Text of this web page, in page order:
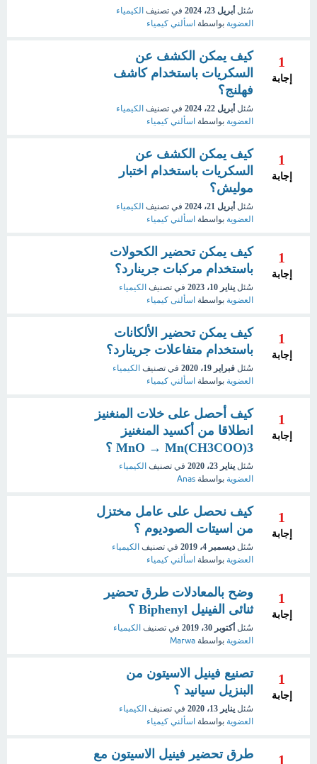
سُئل أبريل 23، 2024 في تصنيف الكيمياء
العضوية بواسطة اسألني كيمياء
1
إجابة
كيف يمكن الكشف عن
السكريات باستخدام كاشف
فهلنج؟
سُئل أبريل 22، 2024 في تصنيف الكيمياء
العضوية بواسطة اسألني كيمياء
1
إجابة
كيف يمكن الكشف عن
السكريات باستخدام اختبار
موليش؟
سُئل أبريل 21، 2024 في تصنيف الكيمياء
العضوية بواسطة اسألني كيمياء
1
إجابة
كيف يمكن تحضير الكحولات
باستخدام مركبات جرينارد؟
سُئل يناير 10، 2023 في تصنيف الكيمياء
العضوية بواسطة اسألنى كيمياء
1
إجابة
كيف يمكن تحضير الألكانات
باستخدام متفاعلات جرينارد؟
سُئل فبراير 19، 2020 في تصنيف الكيمياء
العضوية بواسطة اسألني كيمياء
1
إجابة
كيف أحصل على خلات المنغنيز
انطلاقا من أكسيد المنغنيز
MnO → Mn(CH3COO)3 ؟
سُئل يناير 23، 2020 في تصنيف الكيمياء
العضوية بواسطة Anas
1
إجابة
كيف نحصل على عامل مختزل
من اسيتات الصوديوم ؟
سُئل ديسمبر 4، 2019 في تصنيف الكيمياء
العضوية بواسطة اسألني كيمياء
1
إجابة
وضح بالمعادلات طرق تحضير
ثنائى الفينيل Biphenyl ؟
سُئل أكتوبر 30، 2019 في تصنيف الكيمياء
العضوية بواسطة Marwa
1
إجابة
تصنيع فينيل الاسيتون من
البنزيل سيانيد ؟
سُئل يناير 13، 2020 في تصنيف الكيمياء
العضوية بواسطة اسألني كيمياء
1
طرق تحضير فينيل الاسيتون مع